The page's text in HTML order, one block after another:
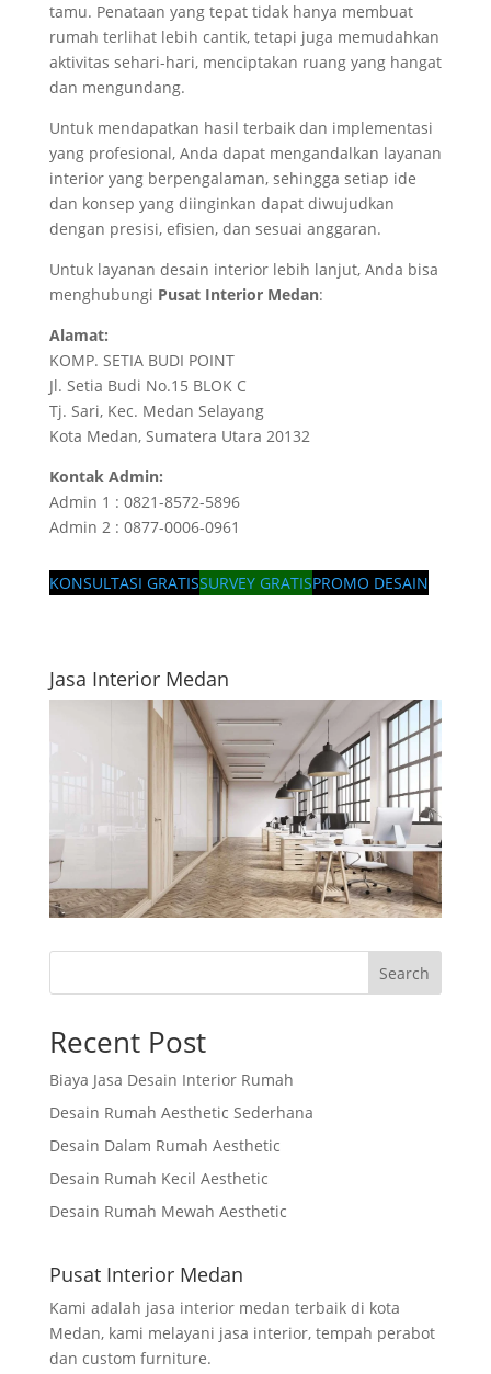
tamu. Penataan yang tepat tidak hanya membuat
rumah terlihat lebih cantik, tetapi juga memudahkan
aktivitas sehari-hari, menciptakan ruang yang hangat
dan mengundang.
Untuk mendapatkan hasil terbaik dan implementasi
yang profesional, Anda dapat mengandalkan layanan
interior yang berpengalaman, sehingga setiap ide
dan konsep yang diinginkan dapat diwujudkan
dengan presisi, efisien, dan sesuai anggaran.
Untuk layanan desain interior lebih lanjut, Anda bisa
menghubungi Pusat Interior Medan:
Alamat:
KOMP. SETIA BUDI POINT
Jl. Setia Budi No.15 BLOK C
Tj. Sari, Kec. Medan Selayang
Kota Medan, Sumatera Utara 20132
Kontak Admin:
Admin 1 : 0821-8572-5896
Admin 2 : 0877-0006-0961
KONSULTASI GRATISSURVEY GRATISPROMO DESAIN
Jasa Interior Medan
Search
Recent Post
Biaya Jasa Desain Interior Rumah
Desain Rumah Aesthetic Sederhana
Desain Dalam Rumah Aesthetic
Desain Rumah Kecil Aesthetic
Desain Rumah Mewah Aesthetic
Pusat Interior Medan
Kami adalah jasa interior medan terbaik di kota
Medan, kami melayani jasa interior, tempah perabot
dan custom furniture.